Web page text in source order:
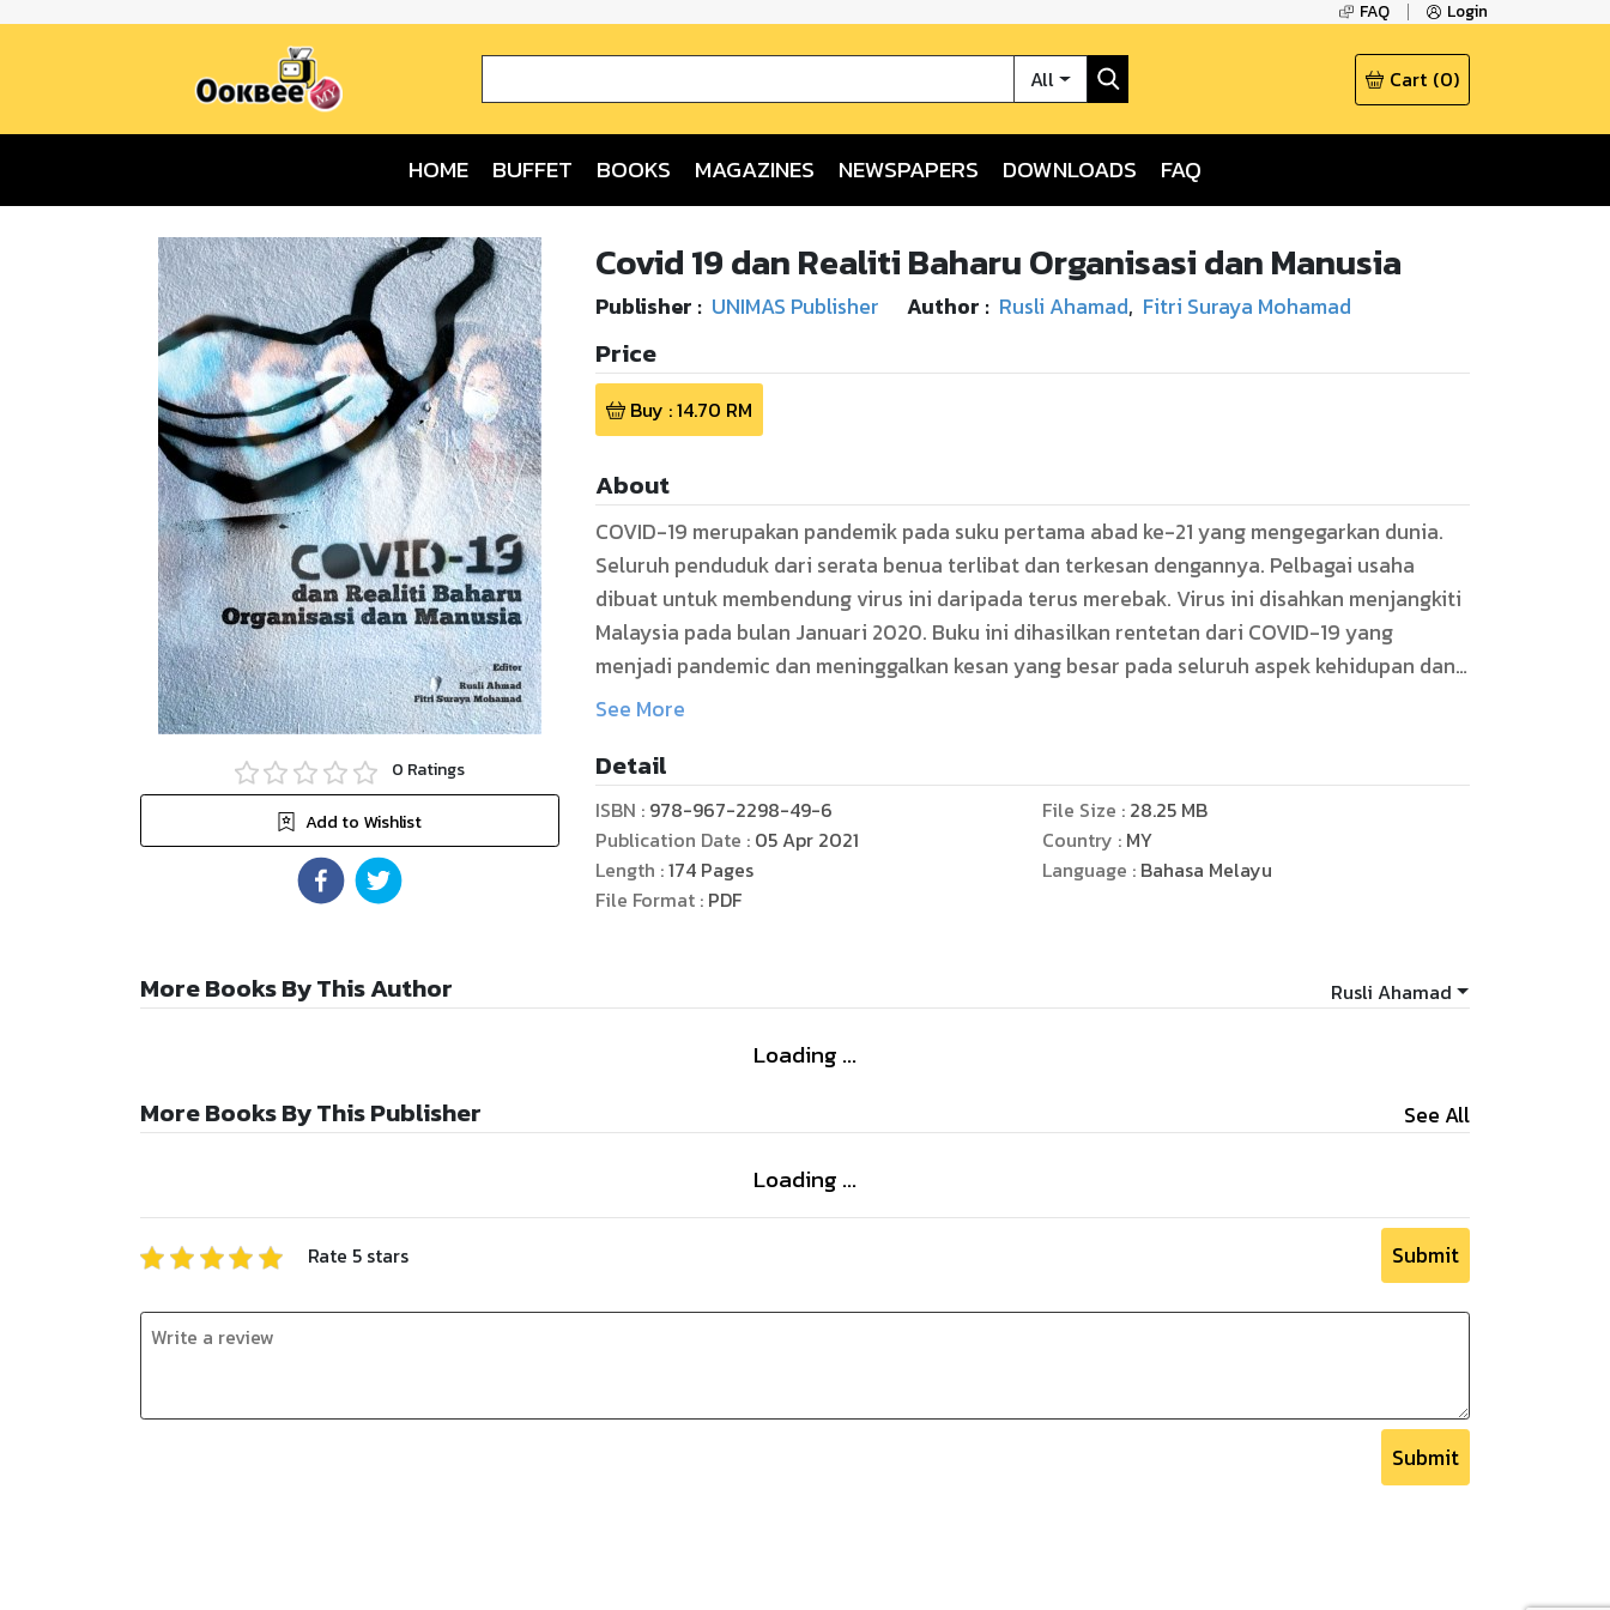
FAQ Login
All Cart (0)
HOME BUFFET BOOKS MAGAZINES NEWSPAPERS DOWNLOADS FAQ
0 Ratings
Add to Wishlist
Covid 19 dan Realiti Baharu Organisasi dan Manusia
Publisher : UNIMAS Publisher Author : Rusli Ahamad, Fitri Suraya Mohamad
Price
Buy :14.70 RM
About
COVID-19 merupakan pandemik pada suku pertama abad ke-21 yang mengegarkan dunia.
Seluruh penduduk dari serata benua terlibat dan terkesan dengannya. Pelbagai usaha
dibuat untuk membendung virus ini daripada terus merebak. Virus ini disahkan menjangkiti
Malaysia pada bulan Januari 2020. Buku ini dihasilkan rentetan dari COVID-19 yang
menjadi pandemic dan meninggalkan kesan yang besar pada seluruh aspek kehidupan dan
tamadun manusia. Buku ini adalah himpunan sudut pandangan, citra serta perspektif
mencetus daya fikir minda serta membuka gerak bersesuaian untuk membuat refleksi dan
taakulan kepada ujian Tuhan buat semua manusia ini. Virus ini menguji manusia bagi
mencari cara mengurus dan menangani isu yang timbul darinya secara yang berkesan dan
terbaik. Kehadiran virus ini mengundang pelbagai persoalan berkaitan dengan tatacara,
prosedur, gaya serta tingkah laku untuk manusia beradabtasi dengan norma baharu yang
kemanusiaan menjadi fokus utama perbincangan dalam buku ini. Diharap pembaca
See More
Detail
ISBN : 978-967-2298-49-6
Publication Date : 05 Apr 2021
Length :174Pages
File Format : PDF
File Size : 28.25 MB
Country : MY
Language : Bahasa Melayu
More Books By This Author Rusli Ahamad
Loading ...
More Books By This Publisher See All
Loading ...
Rate 5stars Submit
Submit